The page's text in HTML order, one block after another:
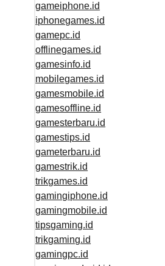
gameiphone.id
iphonegames.id
gamepc.id
offlinegames.id
gamesinfo.id
mobilegames.id
gamesmobile.id
gamesoffline.id
gamesterbaru.id
gamestips.id
gameterbaru.id
gamestrik.id
trikgames.id
gamingiphone.id
gamingmobile.id
tipsgaming.id
trikgaming.id
gamingpc.id